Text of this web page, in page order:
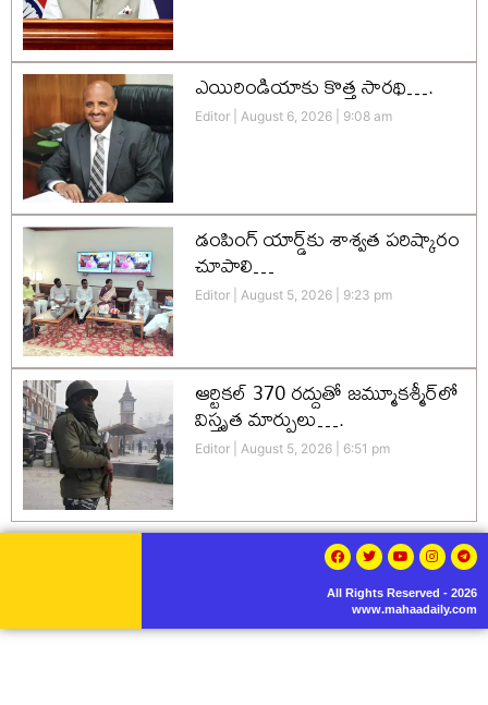
ఎయిరిండియాకు కొత్త సారథి….
Editor August 6, 2026 9:08 am
డంపింగ్ యార్డ్‌కు శాశ్వత పరిష్కారం
చూపాలి…
Editor August 5, 2026 9:23 pm
ఆర్టికల్ 370 రద్దుతో జమ్మూకశ్మీర్‌లో
విస్తృత మార్పులు….
Editor August 5, 2026 6:51 pm
All Rights Reserved - 2026
www.mahaadaily.com